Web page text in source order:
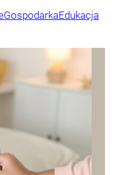
GospodarkaEdukacja